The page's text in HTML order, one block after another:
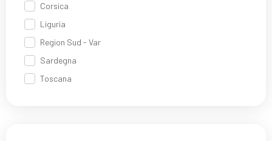
Corsica
Liguria
Region Sud - Var
Sardegna
Toscana